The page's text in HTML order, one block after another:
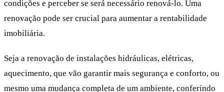
condições e perceber se será necessário renová-lo. Uma
renovação pode ser crucial para aumentar a rentabilidade
imobiliária.
Seja a renovação de instalações hidráulicas, elétricas,
aquecimento, que vão garantir mais segurança e conforto, ou
mesmo uma mudança completa de um ambiente, conferindo